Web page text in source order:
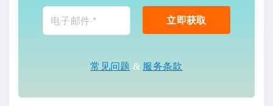
常见问题 & 服务条款